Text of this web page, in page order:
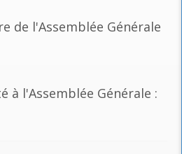
de l'Assemblée Générale
à l'Assemblée Générale :